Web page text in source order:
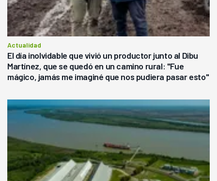
Actualidad
El día inolvidable que vivió un productor junto al Dibu
Martínez, que se quedó en un camino rural: "Fue
mágico, jamás me imaginé que nos pudiera pasar esto"